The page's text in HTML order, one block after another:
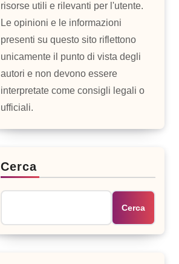
risorse utili e rilevanti per l'utente.
Le opinioni e le informazioni
presenti su questo sito riflettono
unicamente il punto di vista degli
autori e non devono essere
interpretate come consigli legali o
ufficiali.
Cerca
Cerca